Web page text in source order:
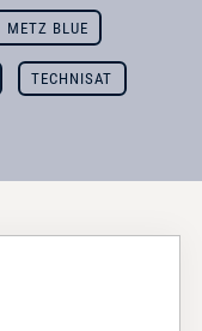
METZ BLUE
TECHNISAT